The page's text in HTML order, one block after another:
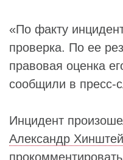
«По факту
проверка. По ее
правовая оценка
сообщили в пресс-
Инцидент
Александр